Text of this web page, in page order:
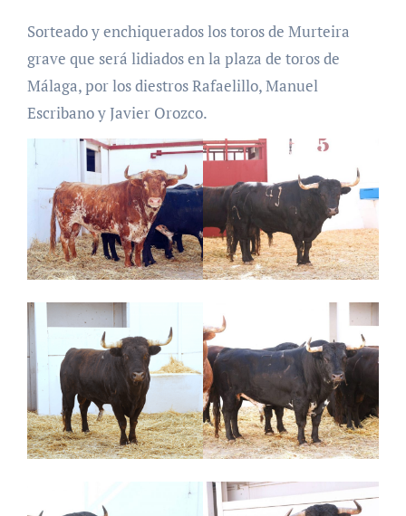
Sorteado y enchiquerados los toros de Murteira
grave que será lidiados en la plaza de toros de
Málaga, por los diestros Rafaelillo, Manuel
Escribano y Javier Orozco.